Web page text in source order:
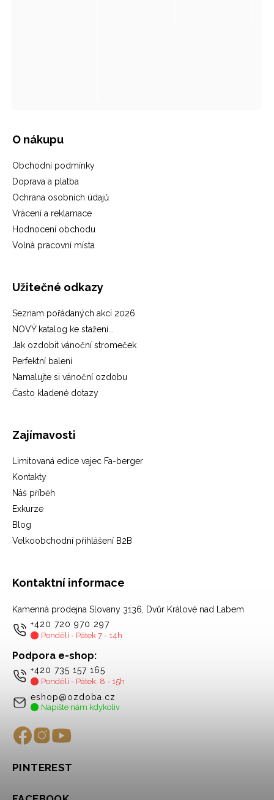
O nákupu
Obchodní podmínky
Doprava a platba
Ochrana osobních údajů
Vrácení a reklamace
Hodnocení obchodu
Volná pracovní místa
Užitečné odkazy
Seznam pořádaných akcí 2026
NOVÝ katalog ke stažení...
Jak ozdobit vánoční stromeček
Perfektní balení
Namalujte si vánoční ozdobu
Často kladené dotazy
Zajímavosti
Limitovaná edice vajec Fa-berger
Kontakty
Náš příběh
Exkurze
Blog
Velkoobchodní přihlášení B2B
Kontaktní informace
Kamenná prodejna Slovany 3136, Dvůr Králové nad Labem
+420 720 970 297
Pondělí - Pátek 7 - 14h
Podpora e-shop:
+420 735 157 165
Pondělí - Pátek: 8 - 15h
eshop@ozdoba.cz
Napište nám kdykoliv
PINTEREST